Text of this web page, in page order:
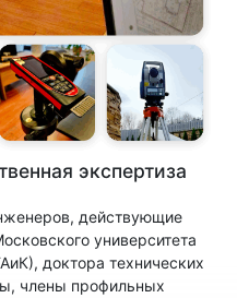
экспертиза
действующие
университета
доктора технических
члены профильных